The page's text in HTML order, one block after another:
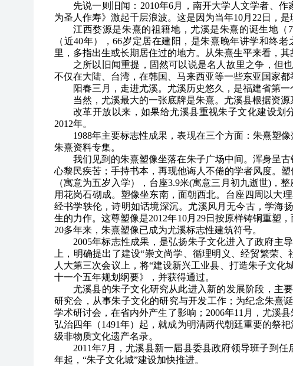
先说一则旧闻：2010年6月，南开大学人文学者、
为圣人作寿》激起千层浪波。这是因为当年10月22日，是
江西婺源是朱熹的祖籍地，尤溪是朱熹的诞生地
（近40年），66岁定居在建阳，是朱熹晚年讲学和终
里，多指出生或长期居住过的地方。从朱熹生平来看，其
之所以旧闻重提，固然可以说是名人故里之争，但
不仅在大陆、台湾，在韩国、马来西亚等一些东亚国家都
阳春三月，走进尤溪。尤溪历史悠久，是福建省第一
当然，尤溪最大的一张底牌是朱熹。尤溪县根据资
改革开放以来，如果给尤溪县重视朱子文化建设划
2012年。
1988年主要标志性成果，表现在三个方面：朱熹塑
朱熹资料专集。
我们见到的朱熹塑像坐落在朱子广场中间。浑身呈
心黎民疾苦；手持书本，再现他诲人不倦的学者风度。
（寓意为五岁入学），台座3.9米(寓意三月初九逝世)，
用花岗石砌成。塑像坐东南，面朝西北。台座四周以大
经书学轶伦，诗明如话境深沉。尤溪风月无今古，学海
生的力作。这尊塑像是2012年10月29日按原样铸铜重塑
20多年来，朱熹塑像已成为尤溪标志性建筑符号。
2005年标志性成果，是弘扬朱子文化进入了政府主
上，明确提出了建设“崇文尚学、循理明义、经贸繁荣
人大第三次会议上，将“建设新兴工业县、打造朱子文
十一个五年规划纲要》，并获得通过。
尤溪县的朱子文化研究从此进入新的发展阶段，主
研究会，从事朱子文化的研究与开发工作；为纪念朱熹
学术研讨会，在省内外产生了影响；2006年11月，尤溪
弘治四年（1491年）起，就成为明清两代朝廷重要的祭
级非物质文化遗产名录。
2011年7月，尤溪县新一届县委县政府领导班子到
年起，“朱子文化城”建设加快推进。